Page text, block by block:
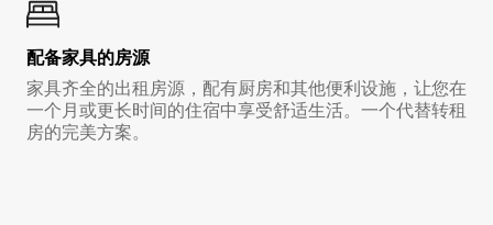
配备家具的房源
家具齐全的出租房源，配有厨房和其他便利设施，让您在
一个月或更长时间的住宿中享受舒适生活。一个代替转租
房的完美方案。